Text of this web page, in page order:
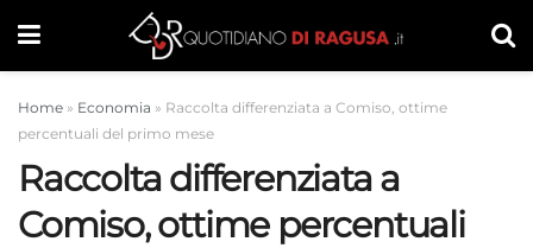
Home » Economia » Raccolta differenziata a Comiso, ottime
percentuali del primo mese
Raccolta differenziata a
Comiso, ottime percentuali